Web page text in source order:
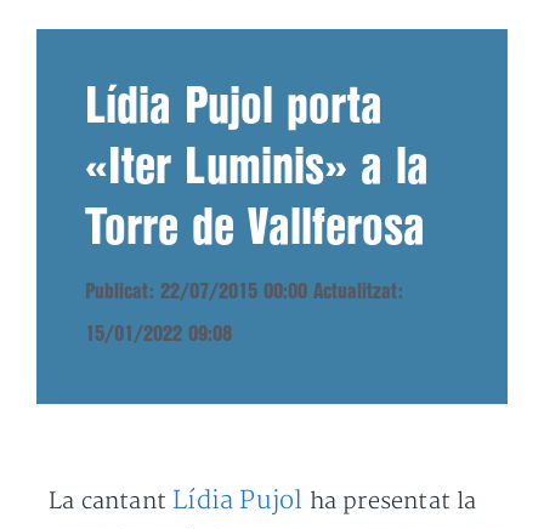
Lídia Pujol porta
«Iter Luminis» a la
Torre de Vallferosa
Publicat: 22/07/2015 00:00 Actualitzat:
15/01/2022 09:08
La cantant Lídia Pujol ha presentat la